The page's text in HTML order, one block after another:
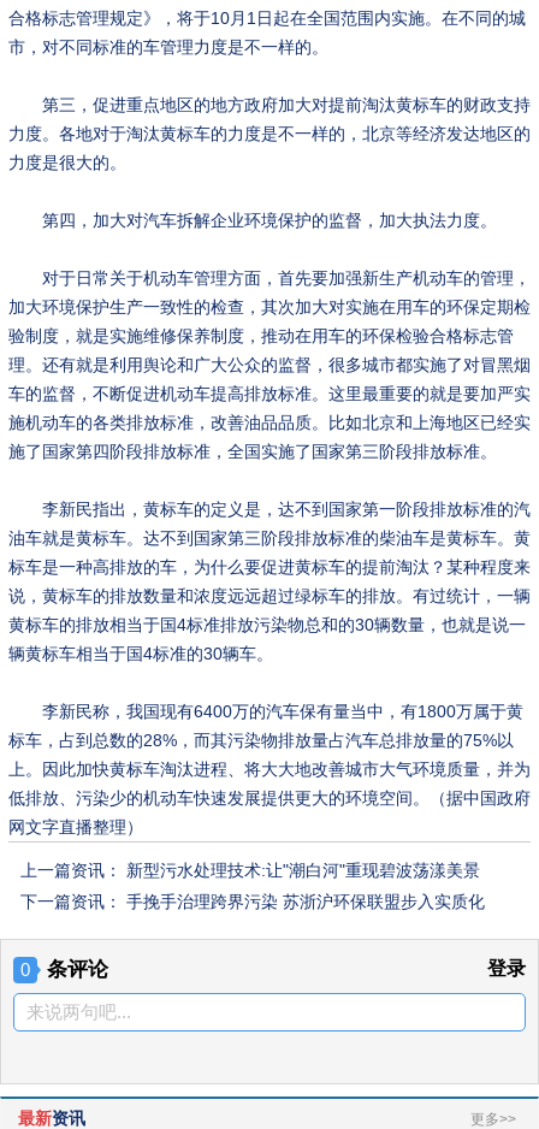
合格标志管理规定》，将于10月1日起在全国范围内实施。在不同的城
市，对不同标准的车管理力度是不一样的。
第三，促进重点地区的地方政府加大对提前淘汰黄标车的财政支持
力度。各地对于淘汰黄标车的力度是不一样的，北京等经济发达地区的
力度是很大的。
第四，加大对汽车拆解企业环境保护的监督，加大执法力度。
对于日常关于机动车管理方面，首先要加强新生产机动车的管理，
加大环境保护生产一致性的检查，其次加大对实施在用车的环保定期检
验制度，就是实施维修保养制度，推动在用车的环保检验合格标志管
理。还有就是利用舆论和广大公众的监督，很多城市都实施了对冒黑烟
车的监督，不断促进机动车提高排放标准。这里最重要的就是要加严实
施机动车的各类排放标准，改善油品品质。比如北京和上海地区已经实
施了国家第四阶段排放标准，全国实施了国家第三阶段排放标准。
李新民指出，黄标车的定义是，达不到国家第一阶段排放标准的汽
油车就是黄标车。达不到国家第三阶段排放标准的柴油车是黄标车。黄
标车是一种高排放的车，为什么要促进黄标车的提前淘汰？某种程度来
说，黄标车的排放数量和浓度远远超过绿标车的排放。有过统计，一辆
黄标车的排放相当于国4标准排放污染物总和的30辆数量，也就是说一
辆黄标车相当于国4标准的30辆车。
李新民称，我国现有6400万的汽车保有量当中，有1800万属于黄
标车，占到总数的28%，而其污染物排放量占汽车总排放量的75%以
上。因此加快黄标车淘汰进程、将大大地改善城市大气环境质量，并为
低排放、污染少的机动车快速发展提供更大的环境空间。（据中国政府
网文字直播整理）
上一篇资讯： 新型污水处理技术:让"潮白河"重现碧波荡漾美景
下一篇资讯： 手挽手治理跨界污染 苏浙沪环保联盟步入实质化
0 条评论 登录
来说两句吧...
最新资讯 更多>>